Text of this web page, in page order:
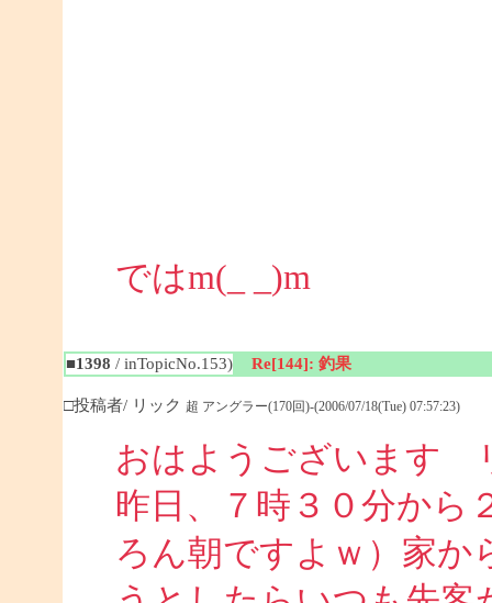
ではm(_ _)m
■1398 / inTopicNo.153) Re[144]: 釣果
□投稿者/ リック 超 アングラー(170回)-(2006/07/18(Tue) 07:57:23)
おはようございます
昨日、７時３０分から
ろん朝ですよｗ）家か